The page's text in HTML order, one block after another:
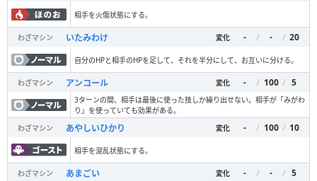
相手を火傷状態にする。
わざマシン いたみわけ 変化 - / - / 20
自分のHPと相手のHPを足して、それを半分にして、お互いに分ける。
わざマシン アンコール 変化 - / 100 / 5
3ターンの間、相手は最後に使った技しか繰り出せない。相手が「みがわ
り」を使っていても効果がある。
わざマシン
あやしいひかり 変化 - / 100 / 10
相手を混乱状態にする。
わざマシン あまごい 変化 - / - / 5